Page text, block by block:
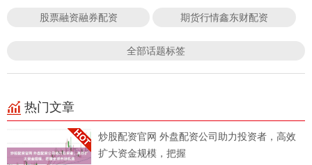
股票融资融券配资 期货行情鑫东财配资
全部话题标签
热门文章
炒股配资官网 外盘配资公司助力投资者，高效
扩大资金规模，把握